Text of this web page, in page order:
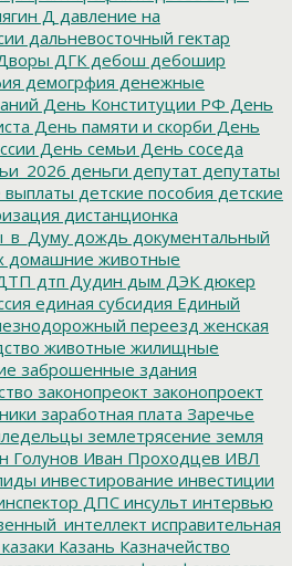
Д давление на
дальневосточный гектар
ДГКдебош дебошир
демогрфия денежные
День Конституции РФ День
День памяти и скорби День
День семьи День соседа
деньги депутат депутаты
выплаты детские пособия детские
дистанционка
дождь документальный
домашние животные
дтп Дудин дым ДЭКдюкер
единая субсидия Единый
переезд женская
животные жилищные
заброшенные здания
законопреокт законопроект
заработная плата Заречье
землетрясение земля
Голунов Иван Проходцев ИВЛ
инвестирование инвестиции
ДПС инсульт интервью
исправительная
казаки Казань Казначейство